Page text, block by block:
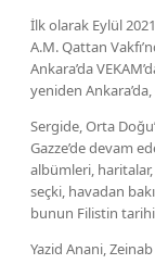
İlk olarak Eylül
A.M. Qattan
Ankara’da
yeniden
Sergide, Orta
Gazze’de devam
albümleri,
seçki, havadan
bunun Filistin
Yazid Anani,